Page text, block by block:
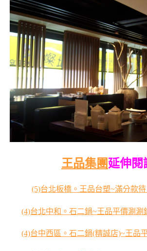
王品集團延伸閱
(5)台北板橋。王品台塑~滿分款
(4)台北中和。石二鍋~王品平價涮涮
(4)台中西區。石二鍋(精誠店)~王品